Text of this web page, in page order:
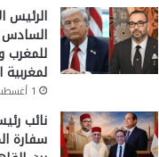
الرئيس
السادس
للمغرب
لمغربية
1 أغسطس، 2026
نائب
سفارة